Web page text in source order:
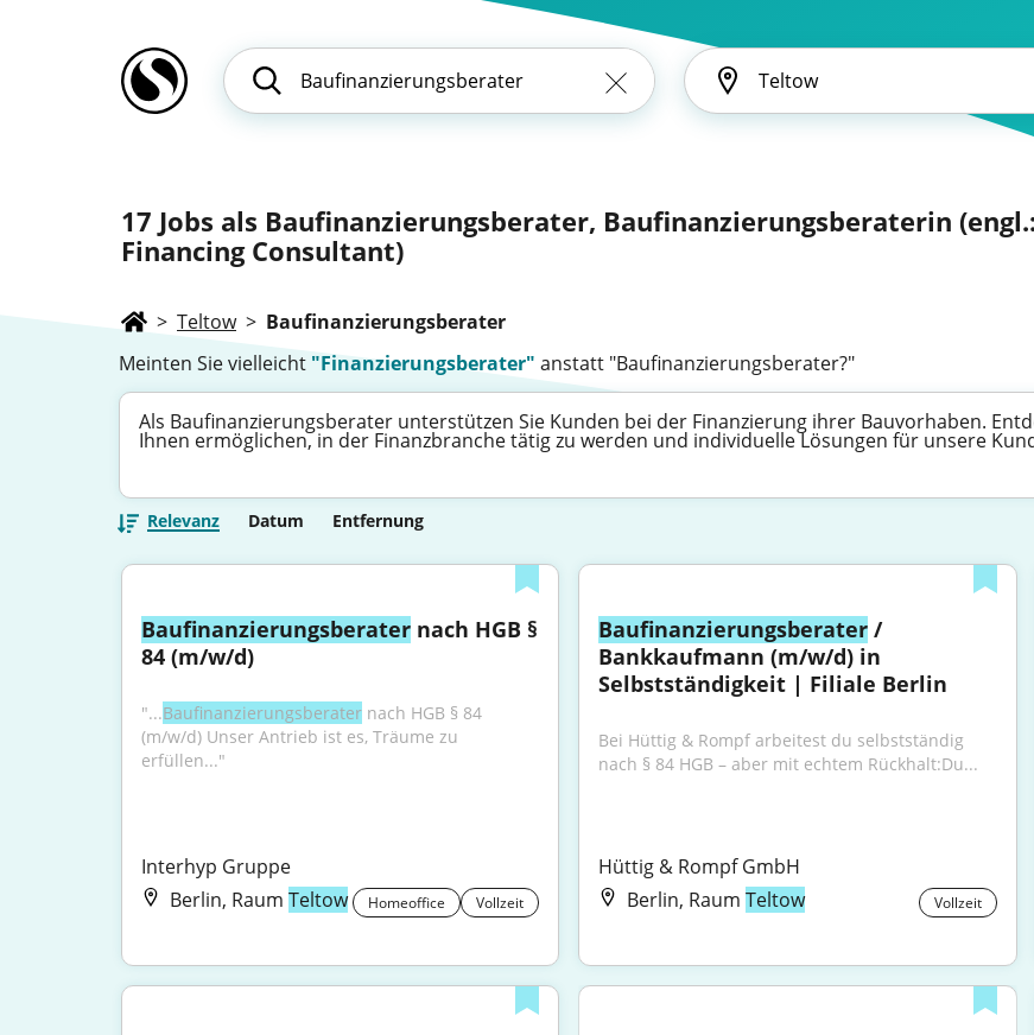
17 Jobs als Baufinanzierungsberater, Baufinanzierungsberaterin
Financing Consultant)
> Teltow > Baufinanzierungsberater
Meinten Sie vielleicht "Finanzierungsberater" anstatt "Baufinanzierungsberater?"
Als Baufinanzierungsberater unterstützen Sie Kunden bei der Finanzierung ihrer Bauvorhaben.
Ihnen ermöglichen, in der Finanzbranche tätig zu werden und individuelle Lösungen für unsere
Relevanz Datum Entfernung
Baufinanzierungsberater nach HGB §
84 (m/w/d)
"...Baufinanzierungsberater nach HGB § 84
(m/w/d) Unser Antrieb ist es, Träume zu
erfüllen..."
Interhyp Gruppe
Berlin, Raum Teltow Homeoffice Vollzeit
Baufinanzierungsberater /
Bankkaufmann (m/w/d) in
Selbstständigkeit | Filiale Berlin
Bei Hüttig & Rompf arbeitest du selbstständig
nach § 84 HGB – aber mit echtem Rückhalt:Du...
Hüttig & Rompf GmbH
Berlin, RaumTeltow Vollzeit